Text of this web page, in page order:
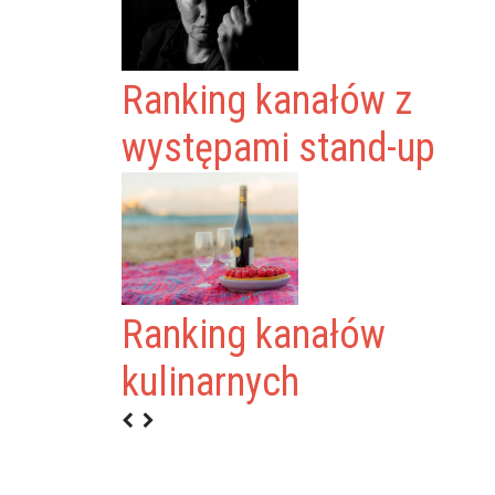
Ranking kanałów z
występami stand-up
Ranking kanałów
kulinarnych